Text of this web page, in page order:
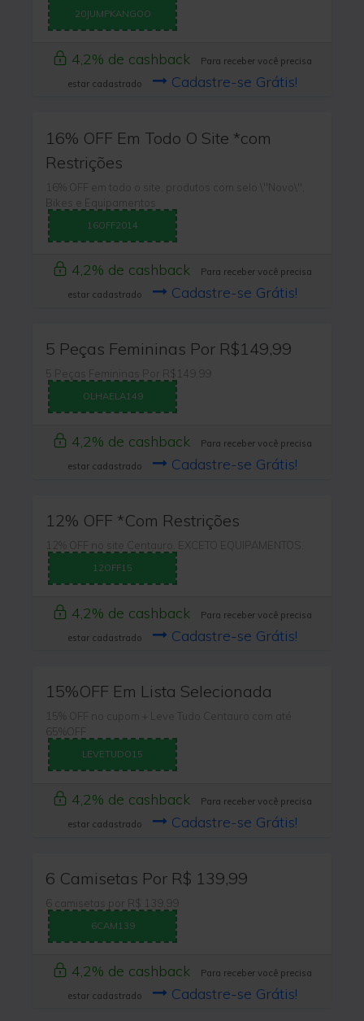
20JUMPKANGOO
4,2% de cashback
Para receber você precisa
estar cadastrado
Cadastre-se Grátis!
16% OFF Em Todo O Site *com
Restrições
16% OFF em todo o site, produtos com selo \"Novo\",
Bikes e Equipamentos
16OFF2014
4,2% de cashback
Para receber você precisa
estar cadastrado
Cadastre-se Grátis!
5 Peças Femininas Por R$149,99
5 Peças Femininas Por R$149,99
OLHAELA149
4,2% de cashback
Para receber você precisa
estar cadastrado
Cadastre-se Grátis!
12% OFF *Com Restrições
12% OFF no site Centauro. EXCETO EQUIPAMENTOS.
12OFF15
4,2% de cashback
Para receber você precisa
estar cadastrado
Cadastre-se Grátis!
15%OFF Em Lista Selecionada
15% OFF no cupom + Leve Tudo Centauro com até
65%OFF
LEVETUDO15
4,2% de cashback
Para receber você precisa
estar cadastrado
Cadastre-se Grátis!
6 Camisetas Por R$ 139,99
6 camisetas por R$ 139,99
6CAM139
4,2% de cashback
Para receber você precisa
estar cadastrado
Cadastre-se Grátis!